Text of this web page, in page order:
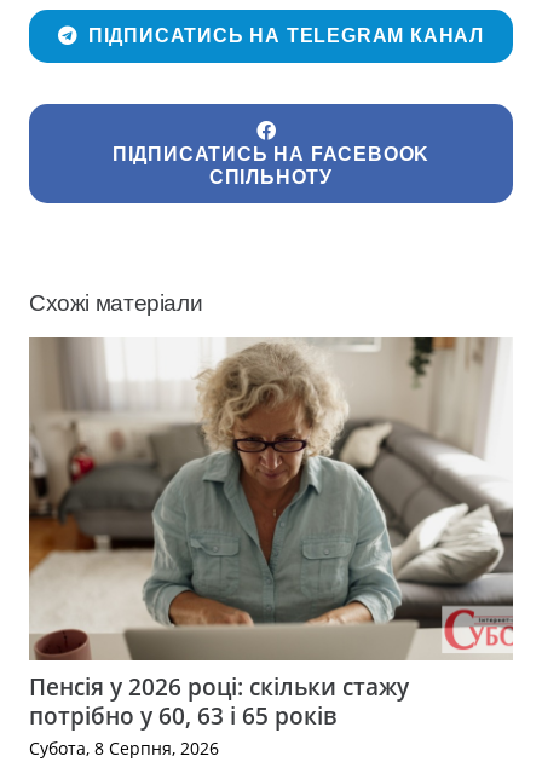
ПІДПИСАТИСЬ НА TELEGRAM КАНАЛ
ПІДПИСАТИСЬ НА FACEBOOK
СПІЛЬНОТУ
Схожі матеріали
Пенсія у 2026 році: скільки стажу
потрібно у 60, 63 і 65 років
Субота, 8 Серпня, 2026